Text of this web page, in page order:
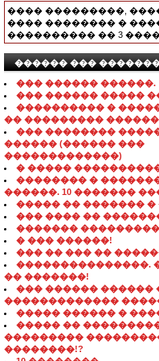
���� ���������,
���� �������� �
���������� �� 3
������ ���
��� ������ ������.
��� ������ �����
���������� �
�� ���������
��� ��������
������ (������ ���
�������������)
� �����
�������� �
������. 10 �������
����� �� �������
��� ���� ��
�������
� ��� ������!
��� �� ��� ��
���������������.
�� �������!
��� ������ ������
�������������
����� ������ �
����� ��
���������
��������!?